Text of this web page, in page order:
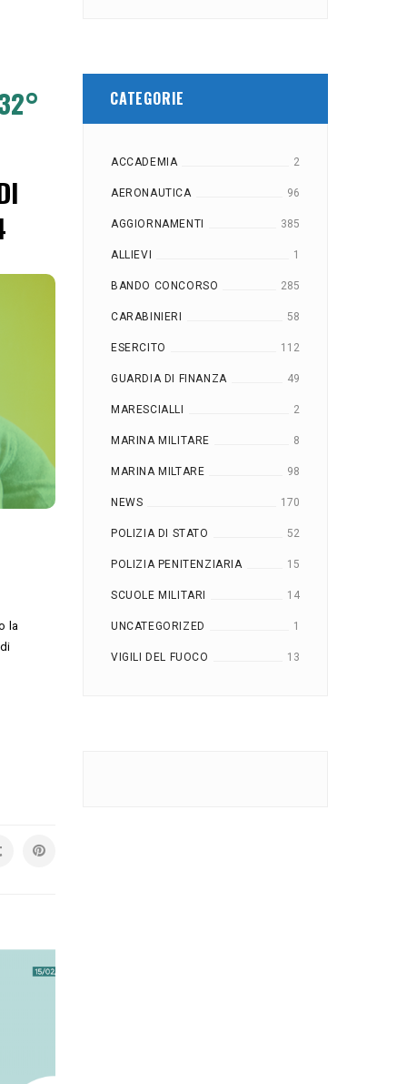
la
CATEGORIE
ACCADEMIA 2
AERONAUTICA 96
AGGIORNAMENTI 385
ALLIEVI 1
BANDO CONCORSO 285
CARABINIERI 58
ESERCITO 112
GUARDIA DI FINANZA 49
MARESCIALLI 2
MARINA MILITARE 8
MARINA MILTARE 98
NEWS 170
POLIZIA DI STATO 52
POLIZIA PENITENZIARIA 15
SCUOLE MILITARI 14
UNCATEGORIZED 1
VIGILI DEL FUOCO 13